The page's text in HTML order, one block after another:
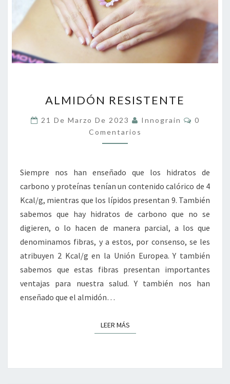
RESISTENTE
ALMIDÓN RESISTENTE
21 De Marzo De 2023 Innograin
0
Comentarios
Siempre nos han enseñado que los hidratos de
carbono y proteínas tenían un contenido calórico de 4
Kcal/g, mientras que los lípidos presentan 9. También
sabemos que hay hidratos de carbono que no se
digieren, o lo hacen de manera parcial, a los que
denominamos fibras, y a estos, por consenso, se les
atribuyen 2 Kcal/g en la Unión Europea. Y también
sabemos que estas fibras presentan importantes
ventajas para nuestra salud. Y también nos han
enseñado que el almidón…
LEER MÁSLEER MÁS